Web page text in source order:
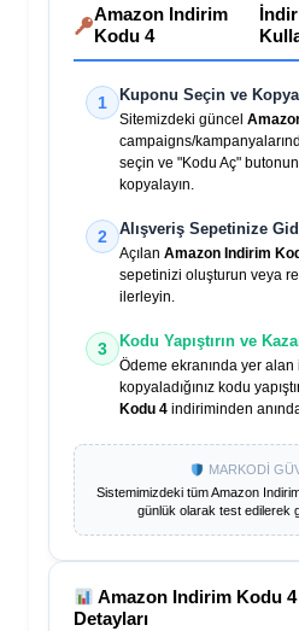
Amazon Indirim
Kodu 4
1 Kuponu Seçin ve
Sitemizdeki güncel
campaigns/
seçin ve "Kodu Aç"
kopyalayın.
2 Alışveriş Sepetinize
Açılan Amazon Indirim
sepetinizi oluşturun veya
ilerleyin.
3 Kodu Yapıştırın ve
Ödeme ekranında yer
kopyaladığınız kodu
Kodu 4 indiriminden
MARKODİ
Sistemimizdeki tümAmazon
günlük olarak test edilerek
Amazon Indirim Kodu 4
Detayları